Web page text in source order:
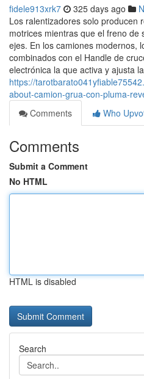
fidele913xrk7 325 days ago
Los ralentizadores solo producen
motrices mientras que el freno de
ejes. En los camiones modernos,
combinados con el Handle de
electrónica la que activa y ajusta
https://
about-camion-grua-con-pluma-
Comments
Who
Comments
Submit a Comment
No HTML
HTML is disabled
Search